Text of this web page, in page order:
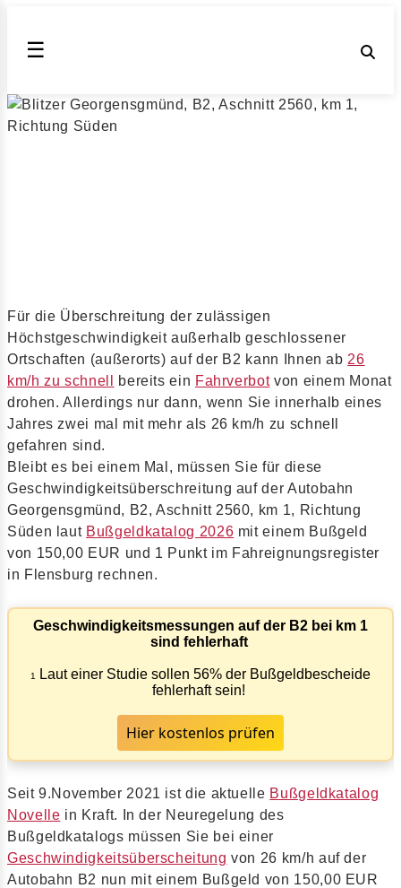
☰
Blitzer Stelle Georgensgmünd, B2,
Für die Überschreitung der zulässigen
Höchstgeschwindigkeit außerhalb geschlossener
Ortschaften (außerorts) auf der B2 kann Ihnen ab 26
km/h zu schnell
bereits ein Fahrverbotvon einem Monat
drohen. Allerdings nur dann, wenn Sie innerhalb eines
Jahres zwei mal mit mehr als 26 km/h zu schnell
gefahren sind.
Bleibt es bei einem Mal, müssen Sie für diese
Geschwindigkeitsüberschreitung auf der Autobahn
Georgensgmünd, B2, Aschnitt 2560, km 1, Richtung
Süden laut Bußgeldkatalog 2026 mit einem Bußgeld
von 150,00 EUR und 1 Punkt im Fahreignungsregister
in Flensburg rechnen.
Geschwindigkeitsmessungen auf der B2 bei km 1
sind fehlerhaft
1
Laut einer Studie sollen 56% der Bußgeldbescheide
fehlerhaft sein!
Hier kostenlos prüfen
Seit 9.November 2021 ist die aktuelle Bußgeldkatalog
Novelle in Kraft. In der Neuregelung des
Bußgeldkatalogs müssen Sie bei einer
Geschwindigkeitsüberscheitung von 26 km/h auf der
Autobahn B2 nun mit einem Bußgeld von 150,00 EUR